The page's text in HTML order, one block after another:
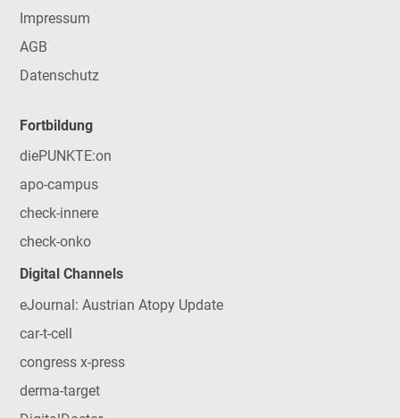
Impressum
AGB
Datenschutz
Fortbildung
diePUNKTE:on
apo-campus
check-innere
check-onko
Digital Channels
eJournal: Austrian Atopy Update
car-t-cell
congress x-press
derma-target